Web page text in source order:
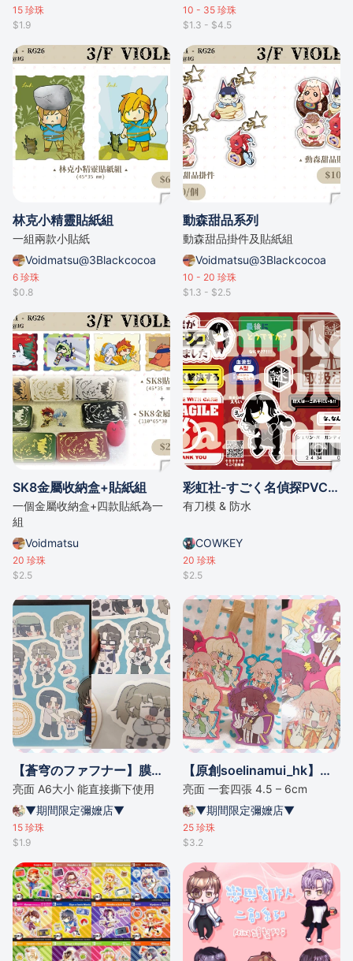
15 珍珠
$1.9
10 - 35 珍珠
$1.3 - $4.5
林克小精靈貼紙組
一組兩款小貼紙
Voidmatsu@3Blackcocoa
6 珍珠
$0.8
動森甜品系列
動森甜品掛件及貼紙組
Voidmatsu@3Blackcocoa
10 - 20 珍珠
$1.3 - $2.5
SK8金屬收納盒+貼紙組
一個金屬收納盒+四款貼紙為一
組
Voidmatsu
20 珍珠
$2.5
彩虹社-すごく名偵探PVC貼紙
有刀模 & 防水
COWKEY
20 珍珠
$2.5
【蒼穹のファフナー】膜切貼紙
亮面 A6大小 能直接撕下使用
▼期間限定彌嬤店▼
15 珍珠
$1.9
【原創soelinamui_hk】貼紙套裝
亮面 一套四張 4.5 – 6cm
▼期間限定彌嬤店▼
25 珍珠
$3.2